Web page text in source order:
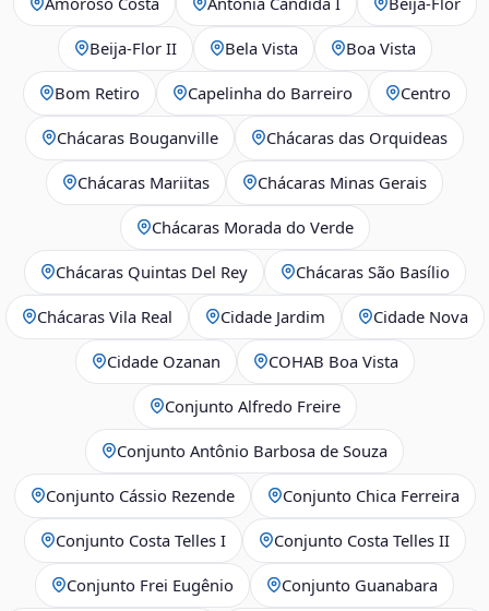
Beija‑Flor II Bela Vista Boa Vista
Bom Retiro Capelinha do Barreiro Centro
Chácaras Bouganville Chácaras das Orquideas
Chácaras Mariitas Chácaras Minas Gerais
Chácaras Morada do Verde
Chácaras Quintas Del Rey Chácaras São Basílio
Chácaras Vila Real Cidade Jardim Cidade Nova
Cidade Ozanan COHAB Boa Vista
Conjunto Alfredo Freire
Conjunto Antônio Barbosa de Souza
Conjunto Cássio Rezende Conjunto Chica Ferreira
Conjunto Costa Telles I Conjunto Costa Telles II
Conjunto Frei Eugênio Conjunto Guanabara